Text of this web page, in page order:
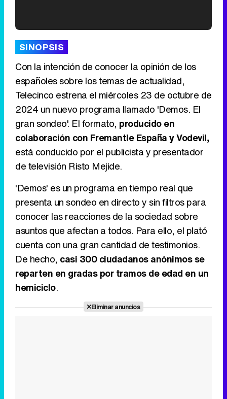
Tráiler de '33 días', la nueva serie de Atresplayer con Julián Villagrán y José Manuel Poga
Tráiler en catalán de 'Ravalear', la nueva serie de HBO Max sobre los fondos buitre
Canción ganadora de Eurovisión 2026: DARA con "Bangaranga" por Bulgaria
SINOPSIS
Con la intención de conocer la opinión de los
españoles sobre los temas de actualidad,
Telecinco estrena el miércoles 23 de octubre de
2024 un nuevo programa llamado 'Demos. El
gran sondeo'. El formato, producido en
colaboración con Fremantle España y Vodevil,
está conducido por el publicista y presentador
de televisión Risto Mejide.
'Demos' es un programa en tiempo real que
presenta un sondeo en directo y sin filtros para
conocer las reacciones de la sociedad sobre
asuntos que afectan a todos. Para ello, el plató
cuenta con una gran cantidad de testimonios.
De hecho, casi 300 ciudadanos anónimos se
reparten en gradas por tramos de edad en un
hemiciclo.
Eliminar anuncios